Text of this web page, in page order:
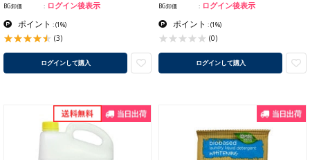
BG卸価 ログイン後表示
ポイント :(1%)
(3)
ログインして購入
BG卸価 ログイン後表示
ポイント :(1%)
(0)
ログインして購入